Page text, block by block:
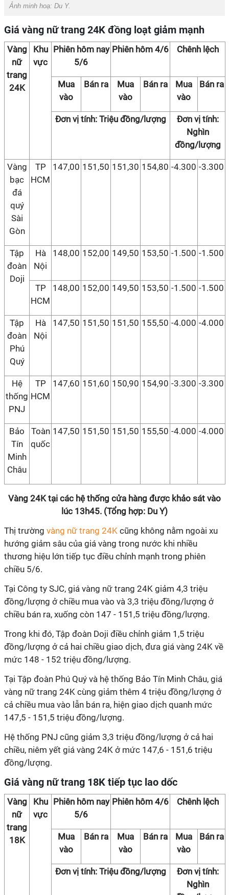
Ảnh minh hoạ: Du Y.
Giá vàng nữ trang 24K đồng loạt giảm mạnh
Vàng
nữ
trang
24K
Khu
vực
Phiên hôm nay
5/6
Phiên hôm 4/6 Chênh lệch
Mua
vào
Bán ra
Mua
vào
Bán ra
Mua
vào
Bán ra
Đơn vị tính: Triệu đồng/lượng
Đơn vị tính:
Nghìn
đồng/lượng
Vàng
bạc
đá
quý
Sài
Gòn
TP
HCM
147,00 151,50 151,30 154,80 -4.300 -3.300
Tập
đoàn
Doji
Hà
Nội
148,00 152,00 149,50 153,50 -1.500 -1.500
TP
HCM
148,00 152,00 149,50 153,50 -1.500 -1.500
Tập
đoàn
Phú
Quý
Hà
Nội
147,50 151,50 151,50 155,50 -4.000 -4.000
Hệ
thống
PNJ
TP
HCM
147,60 151,60 150,90 154,90 -3.300 -3.300
Bảo
Tín
Minh
Châu
Toàn
quốc
147,50 151,50 151,50 155,50 -4.000 -4.000
Vàng 24K tại các hệ thống cửa hàng được khảo sát vào
lúc 13h45. (Tổng hợp: Du Y)
Thị trường vàng nữ trang 24K cũng không nằm ngoài xu
hướng giảm sâu của giá vàng trong nước khi nhiều
thương hiệu lớn tiếp tục điều chỉnh mạnh trong phiên
chiều 5/6.
Tại Công ty SJC, giá vàng nữ trang 24K giảm 4,3 triệu
đồng/lượng ở chiều mua vào và 3,3 triệu đồng/lượng ở
chiều bán ra, xuống còn 147 - 151,5 triệu đồng/lượng.
Trong khi đó, Tập đoàn Doji điều chỉnh giảm 1,5 triệu
đồng/lượng ở cả hai chiều giao dịch, đưa giá vàng 24K về
mức 148 - 152 triệu đồng/lượng.
Tại Tập đoàn Phú Quý và hệ thống Bảo Tín Minh Châu, giá
vàng nữ trang 24K cùng giảm thêm 4 triệu đồng/lượng ở
cả chiều mua vào lẫn bán ra, hiện giao dịch quanh mức
147,5 - 151,5 triệu đồng/lượng.
Hệ thống PNJ cũng giảm 3,3 triệu đồng/lượng ở cả hai
chiều, niêm yết giá vàng 24K ở mức 147,6 - 151,6 triệu
đồng/lượng.
Giá vàng nữ trang 18K tiếp tục lao dốc
Vàng
nữ
trang
18K
Khu
vực
Phiên hôm nay
5/6
Phiên hôm 4/6 Chênh lệch
Mua
vào
Bán ra
Mua
vào
Bán ra
Mua
vào
Bán ra
Đơn vị tính: Triệu đồng/lượng
Đơn vị tính:
Nghìn